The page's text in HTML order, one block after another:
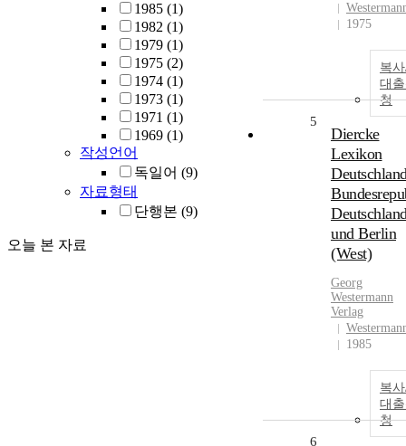
1985 (1)
1982 (1)
1979 (1)
1975 (2)
1974 (1)
1973 (1)
1971 (1)
1969 (1)
작성언어
독일어 (9)
자료형태
단행본 (9)
오늘 본 자료
1975
복
대
청
5
Diercke
Lexikon
und Berlin
(West)
Georg
Westermann
Verlag
1985
복
대
청
6